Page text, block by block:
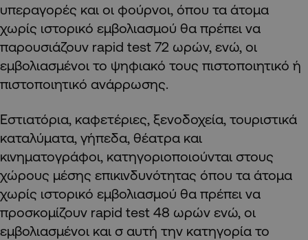
υπεραγορές και οι φούρνοι, όπου τα άτομα
χωρίς ιστορικό εμβολιασμού θα πρέπει να
παρουσιάζουν rapid test 72 ωρών, ενώ, οι
εμβολιασμένοι το ψηφιακό τους πιστοποιητικό ή
πιστοποιητικό ανάρρωσης.
Εστιατόρια, καφετέριες, ξενοδοχεία, τουριστικά
καταλύματα, γήπεδα, θέατρα και
κινηματογράφοι, κατηγοριοποιούνται στους
χώρους μέσης επικινδυνότητας όπου τα άτομα
χωρίς ιστορικό εμβολιασμού θα πρέπει να
προσκομίζουν rapid test 48 ωρών ενώ, οι
εμβολιασμένοι και σ αυτή την κατηγορία το